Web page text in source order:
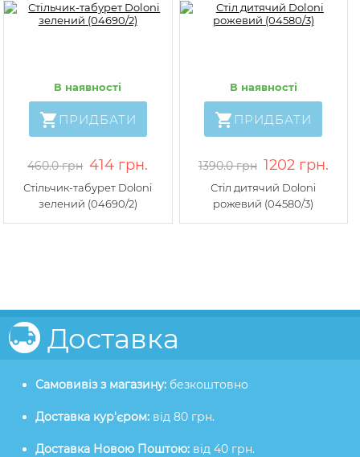
В наявності
ПРИДБАТИ
460.0 грн 414 грн.
Стільчик-табурет Doloni
зелений (04690/2)
В наявності
ПРИДБАТИ
1390.0 грн 1202 грн.
Стіл дитячий Doloni
рожевий (04580/3)
Доставка
Самовивіз з магазину: безкоштовно
Доставка кур'єром: від 80 грн.
Доставка Новою Поштою: від 40 грн.